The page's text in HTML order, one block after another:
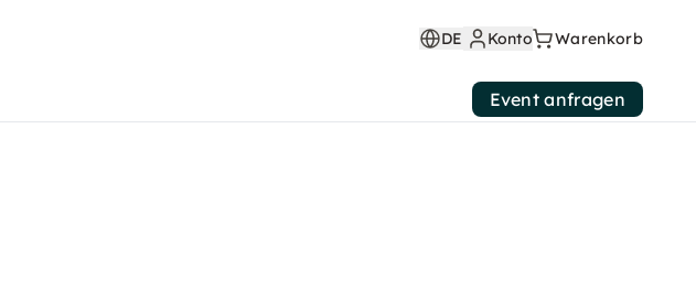
DE Konto Warenkorb
Event anfragen